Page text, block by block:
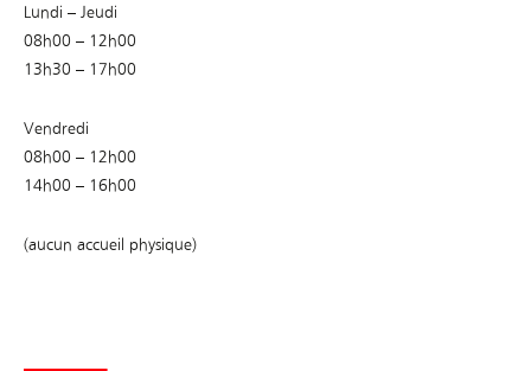
Lundi – Jeudi
08h00 – 12h00
13h30 – 17h00
Vendredi
08h00 – 12h00
14h00 – 16h00
(aucun accueil physique)